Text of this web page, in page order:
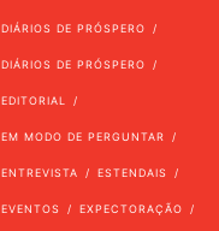
DIÁRIOS DE PRÓSPERO
DIÁRIOS DE PRÓSPERO
EDITORIAL
EM MODO DE PERGUNTAR
ENTREVISTA ESTENDAIS
EVENTOS EXPECTORAÇÃO